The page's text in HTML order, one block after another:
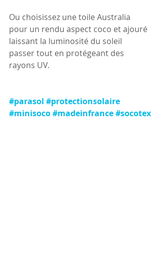
Ou choisissez une toile Australia
pour un rendu aspect coco et ajouré
laissant la luminosité du soleil
passer tout en protégeant des
rayons UV.
#parasol #protectionsolaire
#minisoco#madeinfrance#socotex